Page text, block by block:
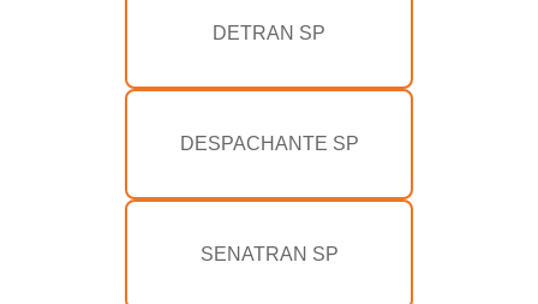
DETRAN SP
DESPACHANTE SP
SENATRAN SP